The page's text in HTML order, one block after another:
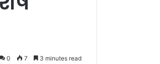
0 7 3 minutes read